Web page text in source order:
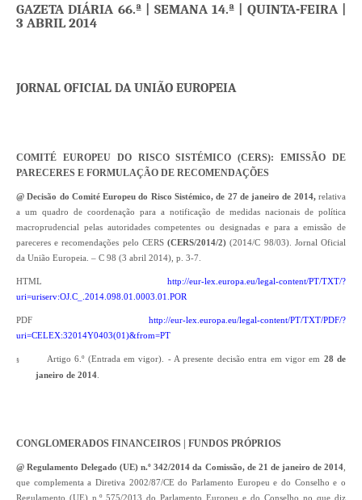
GAZETA DIÁRIA 66.ª | SEMANA 14.ª | QUINTA-FEIRA|
3 ABRIL 2014
JORNAL OFICIAL DA UNIÃO EUROPEIA
COMITÉ EUROPEU DO RISCO SISTÉMICO (CERS): EMISSÃO DE
PARECERES E FORMULAÇÃO DE RECOMENDAÇÕES
@ Decisão do Comité Europeu do Risco Sistémico, de 27 de janeiro de 2014, relativa
a um quadro de coordenação para a notificação de medidas nacionais de política
macroprudencial pelas autoridades competentes ou designadas e para a emissão de
pareceres e recomendações pelo CERS(CERS/2014/2) (2014/C 98/03). Jornal Oficial
da União Europeia. – C 98 (3 abril 2014), p. 3-7.
HTML http://eur-lex.europa.eu/legal-content/PT/TXT/?
uri=uriserv:OJ.C_.2014.098.01.0003.01.POR
PDF http://eur-lex.europa.eu/legal-content/PT/TXT/PDF/?
uri=CELEX:32014Y0403(01)&from=PT
§ Artigo 6.º (Entrada em vigor). - A presente decisão entra em vigor em 28 de
janeiro de 2014
CONGLOMERADOS FINANCEIROS | FUNDOS PRÓPRIOS
@ Regulamento Delegado (UE) n.º 342/2014 da Comissão, de 21 de janeiro de 2014
que complementa a Diretiva 2002/87/CE do Parlamento Europeu e do Conselho e o
Regulamento (UE) n.º 575/2013 do Parlamento Europeu e do Conselho no que diz